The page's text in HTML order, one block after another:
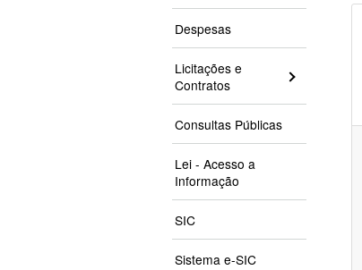
Despesas
Licitações e
Contratos
Consultas Públicas
Lei - Acesso a
Informação
SIC
Sistema e-SIC